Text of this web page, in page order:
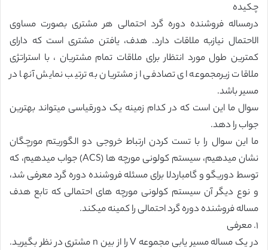
چکیده
درمساله فروشنده دوره گرد احتمالی هر مشتری بصورت مساوی
الاحتمال نیازبه ملاقات دارد. هدف، یافتن مشتری است که دارای
کمترین طول مورد انتظار برای ملاقات تمام مشتریان ، با استراتژی
ملاقات زیرمجموعه ای تصادفی از مشتریان به ترتیب نمایش آنها در
مسیر باشد.
‏سوال ما این است که در کدام زمینه یک دورقیاسی میتواند بهترین
جواب را دهد.
‏ما این سوال را با تست کردن ارتباط خروجی دو الگوریتم مورچگان
نشان میدهیم، سیستم کولونی مورچه ها (ACS) جواب میدهیم، که
توسط دوریگو و گامباردلا برای مسئله فروشنده دوره گرد معرفی شد،
و نوع دیگر آن سیستم کولونی مورچه های احتمالی که تابع هدف
مساله فروشنده دوره گرد احتمالی را کمینه میکند.
١. معرفی
‏در یک مساله مسیر یابی مجموعه V را از بین n ‏مشتری در نظر بگیرید.